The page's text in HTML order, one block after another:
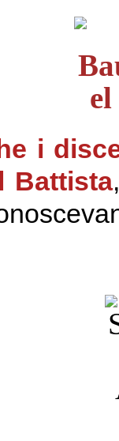
i
Battista